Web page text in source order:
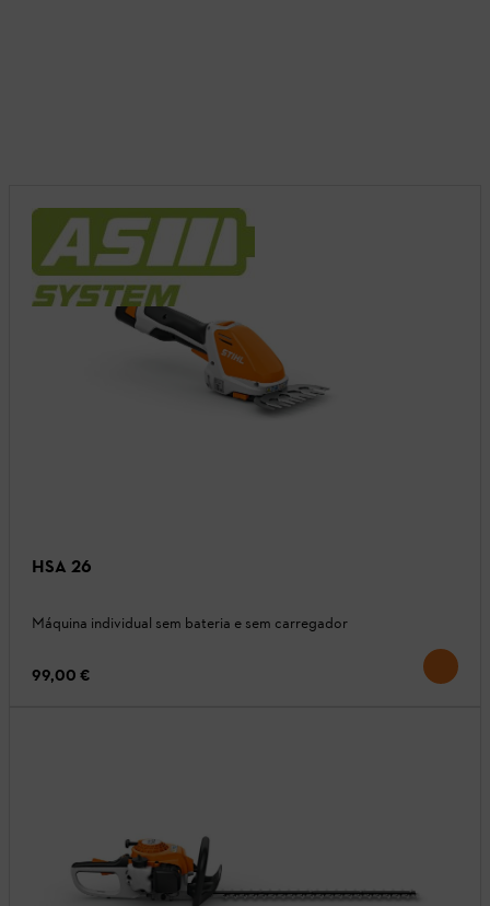
HSA 26
Máquina individual sem bateria e sem carregador
99,00 €